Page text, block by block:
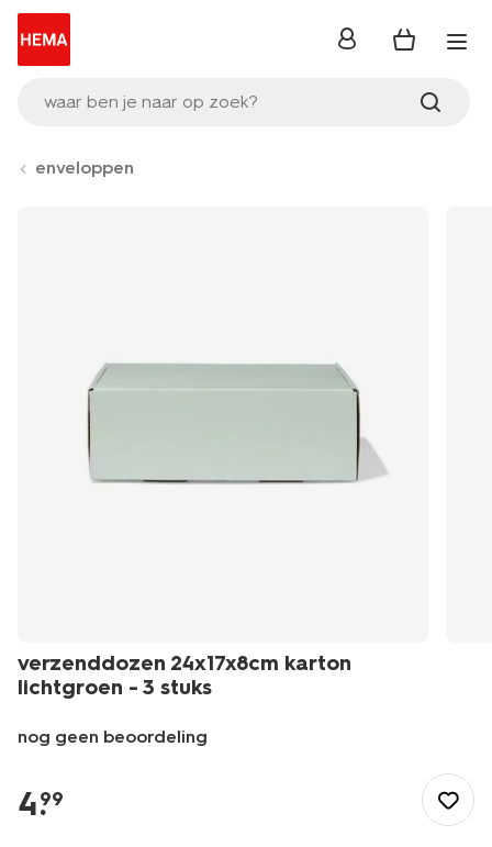
waar ben je naar op zoek?
inloggen
enveloppen
verzenddozen 24x17x8cm karton
lichtgroen - 3 stuks
nog geen beoordeling
kantoor/papierwaren/enveloppen/verzenddozen-
24x17x8cm-
4.
99